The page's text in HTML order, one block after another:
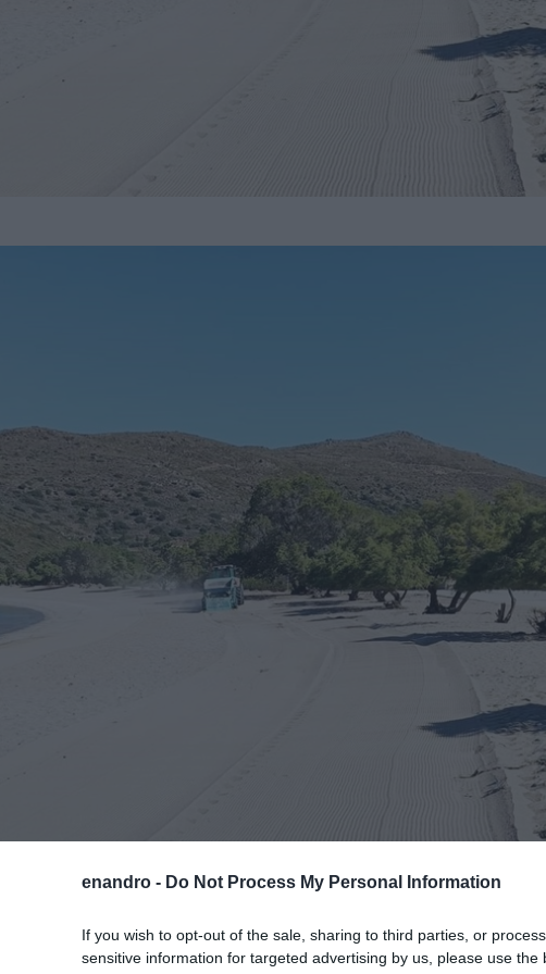
enandro - Do Not Process My Personal Information
If you wish to opt-out of the sale, sharing to third parties, or
sensitive information for targeted advertising by us, please use the
Ξεκίνησε ο καθαρισμός των παραλιών σε όλο το νησί